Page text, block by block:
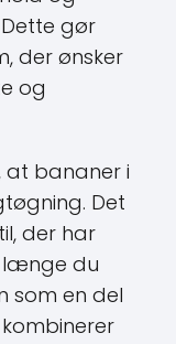
gør
der ønsker
og
at bananer i
Det
der har
længe du
som en del